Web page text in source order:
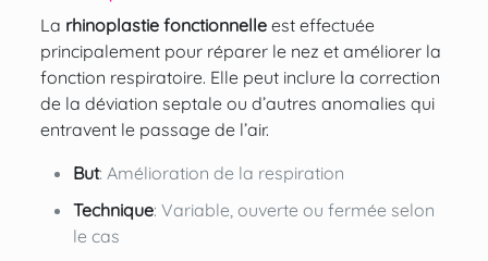
La rhinoplastie fonctionnelleest effectuée
principalement pour réparer le nez et améliorer la
fonction respiratoire. Elle peut inclure la correction
de la déviation septale ou d’autres anomalies qui
entravent le passage de l’air.
But: Amélioration de la respiration
Technique: Variable, ouverte ou fermée selon
le cas